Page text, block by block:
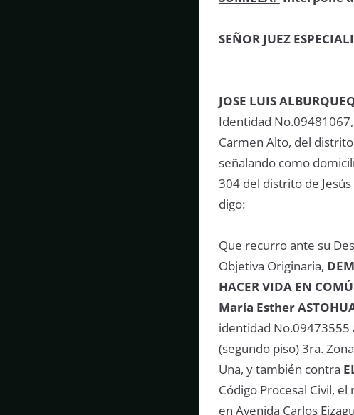
SEÑOR JUEZ
JOSE LUIS
Identidad
Carmen Alto, del
señalando como
304 del distrito de
digo:
Que recurro ante su
Objetiva Originaria,
HACER VIDA EN
María Esther
identidad No.09473555
(segundo piso) 3ra.
Una, y también contra
Código Procesal Civil,
en Avenida Carlos